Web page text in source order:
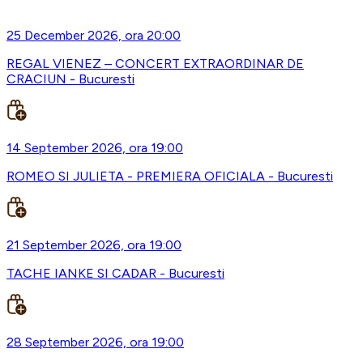
25 December 2026, ora 20:00
REGAL VIENEZ – CONCERT EXTRAORDINAR DE
CRACIUN - Bucuresti
14 September 2026, ora 19:00
ROMEO SI JULIETA - PREMIERA OFICIALA - Bucuresti
21 September 2026, ora 19:00
TACHE IANKE SI CADAR - Bucuresti
28 September 2026, ora 19:00